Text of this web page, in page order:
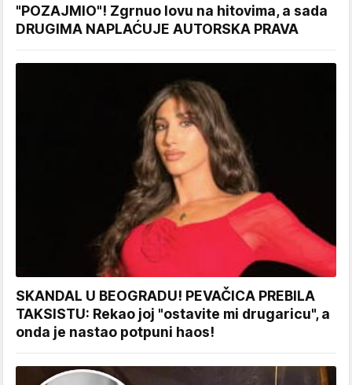
"POZAJMIO"! Zgrnuo lovu na hitovima, a sada
DRUGIMA NAPLAĆUJE AUTORSKA PRAVA
SKANDAL U BEOGRADU! PEVAČICA PREBILA
TAKSISTU: Rekao joj "ostavite mi drugaricu", a
onda je nastao potpuni haos!